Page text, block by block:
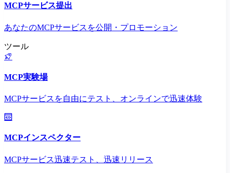
MCPサービス提出
あなたのMCPサービスを公開・プロモーション
ツール
MCP実験場
MCPサービスを自由にテスト、オンラインで迅速体験
MCPインスペクター
MCPサービス迅速テスト、迅速リリース